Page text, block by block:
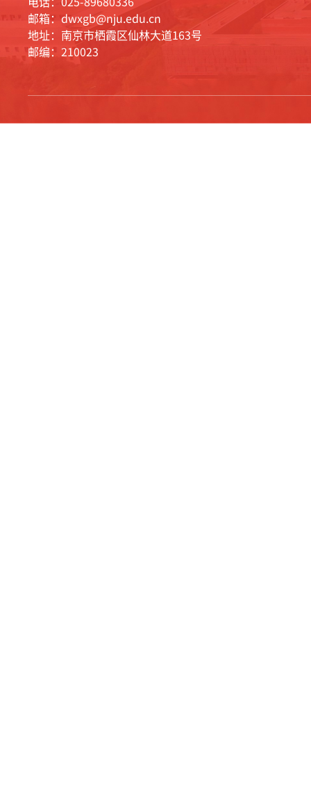
邮箱：dwxgb@nju.edu.cn
地址：南京市栖霞区仙林大道163号
邮编：210023